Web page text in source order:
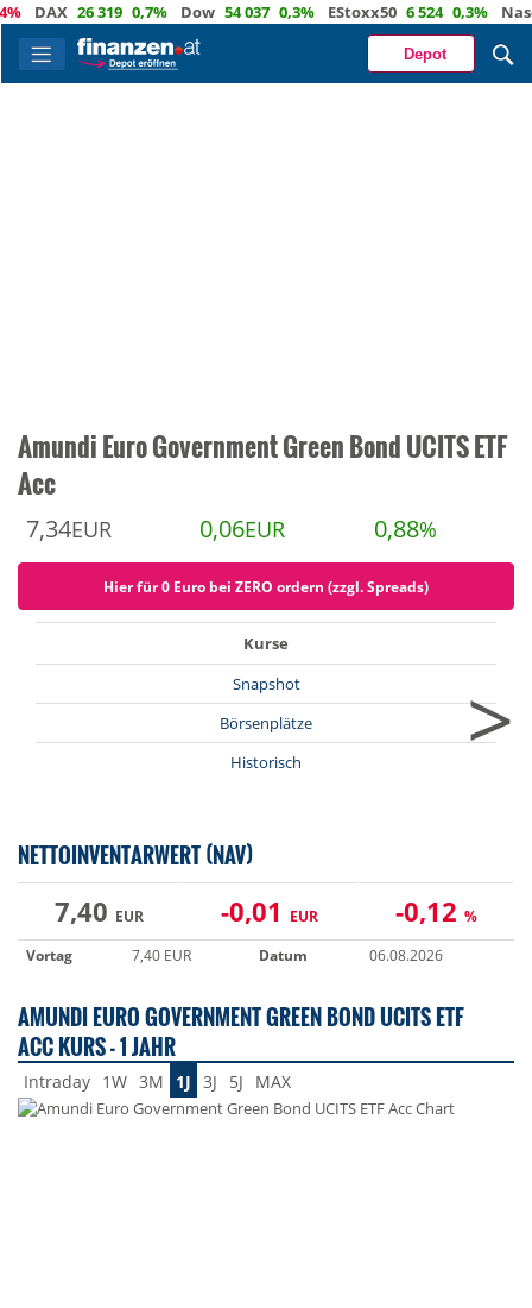
26 319 0,7% Dow 54 037 0,3% EStoxx50 6 524 0,3% Nasdaq
Depot
Amundi Euro Government Green Bond UCITS ETF
Acc
7,34EUR 0,06EUR 0,88%
Hier für 0 Euro bei ZERO ordern (zzgl. Spreads)
Kurse
Snapshot
Börsenplätze
Historisch
>
NETTOINVENTARWERT (NAV)
7,40 EUR -0,01 EUR -0,12 %
Vortag
7,40 EUR Datum 06.08.2026
AMUNDI EURO GOVERNMENT GREEN BOND UCITS ETF
ACC KURS - 1 JAHR
Intraday 1W 3M 1J 3J 5J MAX